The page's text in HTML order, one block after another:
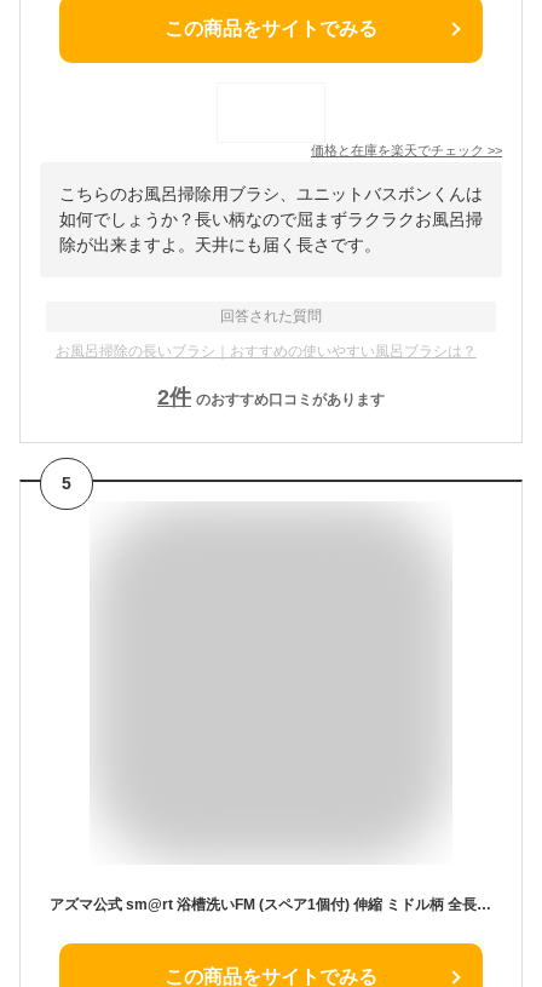
この商品をサイトでみる
価格と在庫を楽天でチェック >>
こちらのお風呂掃除用ブラシ、ユニットバスボンくんは
如何でしょうか？長い柄なので屈まずラクラクお風呂掃
除が出来ますよ。天井にも届く長さです。
回答された質問
お風呂掃除の長いブラシ｜おすすめの使いやすい風呂ブラシは？
2件 のおすすめ口コミがあります
5
アズマ公式 sm@rt 浴槽洗いFM (スペア1個付) 伸縮 ミドル柄 全長51〜69cm 浴室掃除スポンジ 浴室ブラシ お風呂掃除 バスブラシ お風呂掃除 浴室清掃 浴室掃除用ブラシお風呂ブラシ お風呂 浴室 モップ ブラシ 掃除 浴室ブラシ sm@rt777
この商品をサイトでみる